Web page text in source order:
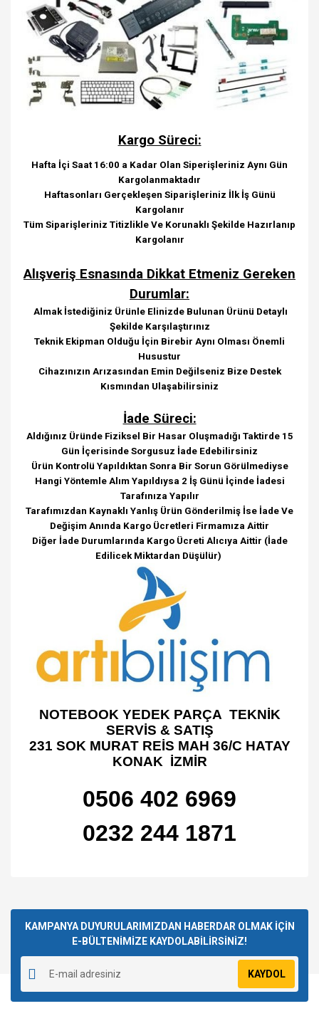
Kargo Süreci:
Hafta İçi Saat 16:00 a Kadar Olan Siperişleriniz Aynı Gün
Kargolanmaktadır
Haftasonları Gerçekleşen Siparişleriniz İlk İş Günü
Kargolanır
Tüm Siparişleriniz Titizlikle Ve Korunaklı Şekilde Hazırlanıp
Kargolanır
Alışveriş Esnasında Dikkat Etmeniz Gereken
Durumlar:
Almak İstediğiniz Ürünle Elinizde Bulunan Ürünü Detaylı
Şekilde Karşılaştırınız
Teknik Ekipman Olduğu İçin Birebir Aynı Olması Önemli
Husustur
Cihazınızın Arızasından Emin Değilseniz Bize Destek
Kısmından Ulaşabilirsiniz
İade Süreci:
Aldığınız Üründe Fiziksel Bir Hasar Oluşmadığı Taktirde 15
Gün İçerisinde Sorgusuz İade Edebilirsiniz
Ürün Kontrolü Yapıldıktan Sonra Bir Sorun Görülmediyse
Hangi Yöntemle Alım Yapıldıysa 2 İş Günü İçinde İadesi
Tarafınıza Yapılır
Tarafımızdan Kaynaklı Yanlış Ürün Gönderilmiş İse İade Ve
Değişim Anında Kargo Ücretleri Firmamıza Aittir
Diğer İade Durumlarında Kargo Ücreti Alıcıya Aittir (İade
Edilicek Miktardan Düşülür)
NOTEBOOK YEDEK PARÇA TEKNİK
SERVİS & SATIŞ
231 SOK MURAT REİS MAH 36/C HATAY
KONAK İZMİR
0506 402 6969
0232 244 1871
Yorum Yaz
kullanarak tarafımıza iletebilirsiniz.
Görüş ve önerileriniz için teşekkür ederiz.
Ürün resmi kalitesiz, bozuk veya görüntülenemiyor.
Ürün açıklamasında eksik bilgiler bulunuyor.
Ürün bilgilerinde hatalar bulunuyor.
KAMPANYA DUYURULARIMIZDAN HABERDAR OLMAK İÇİN
E-BÜLTENİMİZE KAYDOLABİLİRSİNİZ!
KAYDOL